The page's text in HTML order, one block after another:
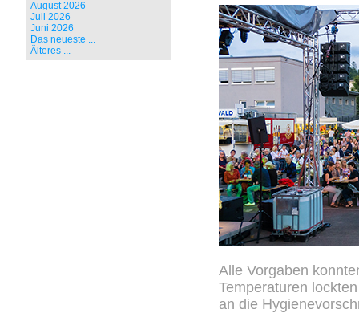
August 2026
Juli 2026
Juni 2026
Das neueste ...
Älteres ...
Alle Vorgaben
Temperaturen
an die